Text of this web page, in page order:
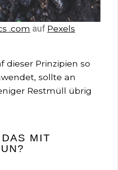
.com auf Pexels
dieser Prinzipien so
sollte an
Restmüll übrig
MIT